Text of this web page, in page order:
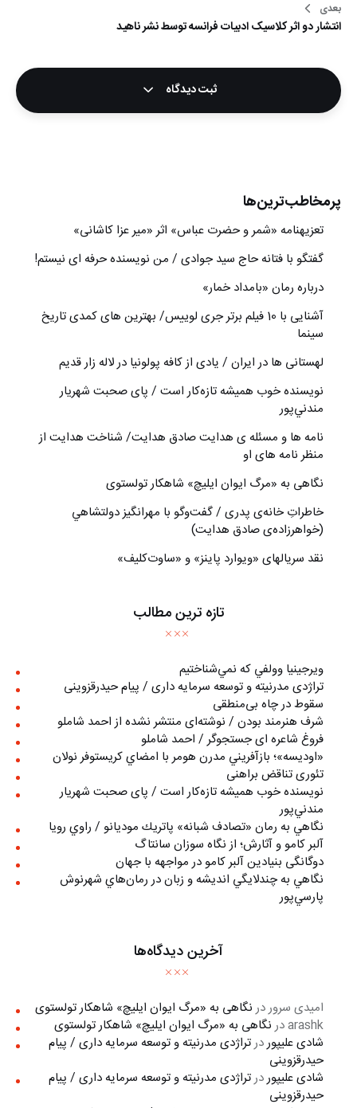
بعدی
انتشار دو اثر کلاسیک ادبیات فرانسه توسط نشر ناهید
ثبت دیدگاه
پرمخاطب‌ترین‌ها
تعزیه‎نامه‏ «شمر و حضرت عباس» اثر «میر عزا کاشانی»
گفتگو با فتانه حاج سید جوادی / من نویسنده حرفه ای نیستم!
درباره رمان «بامداد خمار»
آشنایی با 10 فیلم برتر جری لوییس/ بهترین های کمدی تاریخ
سینما
لهستانی ها در ایران / یادی از کافه پولونیا در لاله زار قدیم
نويسنده خوب هميشه تازه‌كار است / پای صحبت شهريار
مندني‌پور
نامه ها و مسئله ی هدایت صادق هدایت/ شناخت هدایت از
منظر نامه های او
نگاهی به «مرگ ايوان ايليچ» شاهکار تولستوی
خاطراتِ خانه‌ی پدری / گفت‌وگو با مهرانگيز دولتشاهي
(خواهرزاده‌ی صادق هدايت)
نقد سریالهای «ویوارد پاینز» و «ساوت‌کلیف»
تازه ترین مطالب
ويرجينيا وولفي كه نمي‌شناختيم
تراژدی مدرنیته و توسعه سرمایه داری / پیام حیدرقزوینی
سقوط در چاه بی‌منطقی
شرف هنرمند بودن / نوشته‌ای منتشر نشده از احمد شاملو
فروغ شاعره ای جستجوگر / احمد شاملو
«اوديسه»؛ بازآفريني مدرن هومر با امضاي كريستوفر نولان
تئوری تناقض براهنی
نويسنده خوب هميشه تازه‌كار است / پای صحبت شهريار
مندني‌پور
نگاهي به رمان «تصادف شبانه» پاتريك موديانو / راوي رويا
آلبر کامو و آثارش؛ از نگاه سوزان سانتاگ
دوگانگی بنیادین آلبر کامو در مواجهه با جهان
نگاهي به چندلايگي انديشه و زبان در رمان‌هاي شهرنوش
پارسي‌پور
آخرین دیدگاه‌ها
امیدی سروردرنگاهی به «مرگ ايوان ايليچ» شاهکار تولستوی
arashkدرنگاهی به «مرگ ايوان ايليچ» شاهکار تولستوی
شادی علیپوردرتراژدی مدرنیته و توسعه سرمایه داری / پیام
حیدرقزوینی
شادی علیپوردرتراژدی مدرنیته و توسعه سرمایه داری / پیام
حیدرقزوینی